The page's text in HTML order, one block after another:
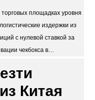
площадках уровня
издержки из
с нулевой ставкой за
чекбокса в…
Китая